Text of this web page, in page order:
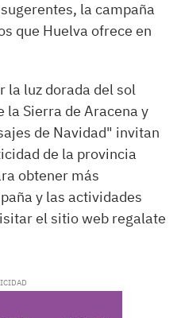
la campaña
que Huelva ofrece en
la luz dorada del sol
la Sierra de Aracena y
de Navidad" invitan
de la provincia
obtener más
y las actividades
el sitio web regalate